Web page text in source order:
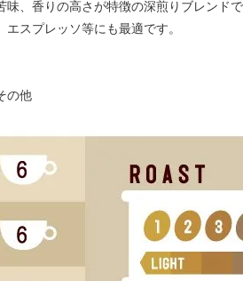
味、香りの高さが特徴の深煎りブレンド
スプレッソ等にも最適です。
の他